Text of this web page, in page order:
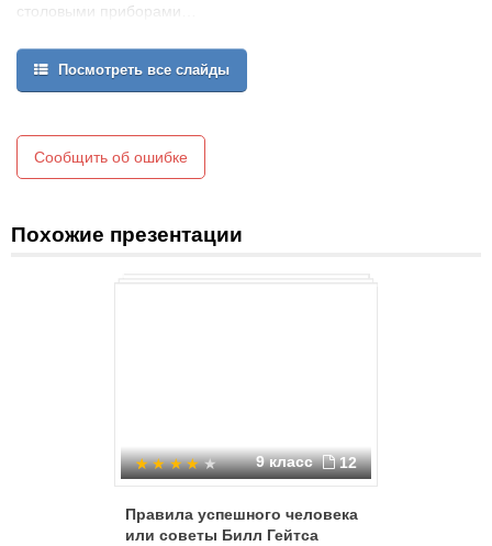
столовыми приборами…
Посмотреть все слайды
Сообщить об ошибке
Похожие презентации
9 класс 12
Правила успешного человека
или советы Билл Гейтса